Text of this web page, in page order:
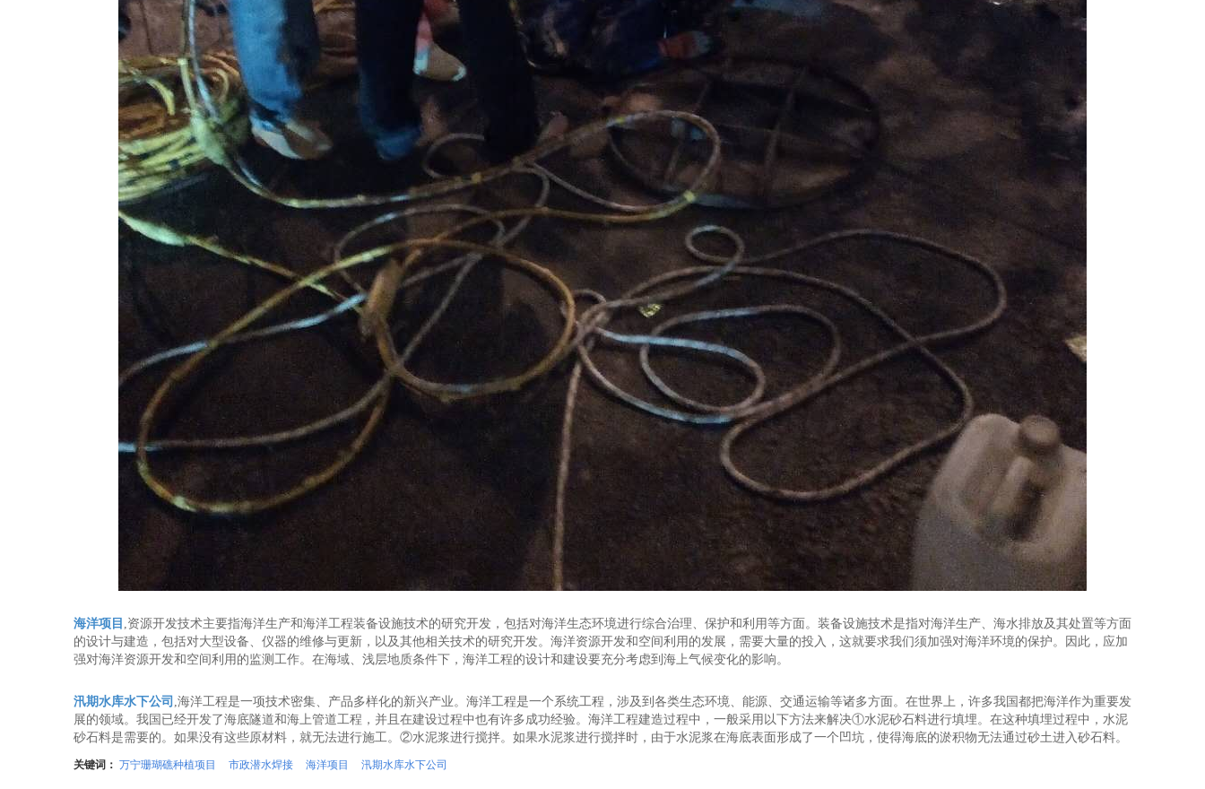
海洋项目 ,资源开发技术主要指海洋生产和海洋工程装备设施技术的研究开发，包括对海洋生态环境进行综合治理、保护和利用等方面。装备设施技术是指对海洋生产、海水排放及其处置等方面
的设计与建造，包括对大型设备、仪器的维修与更新，以及其他相关技术的研究开发。海洋资源开发和空间利用的发展，需要大量的投入，这就要求我们须加强对海洋环境的保护。因此，应加
强对海洋资源开发和空间利用的监测工作。在海域、浅层地质条件下，海洋工程的设计和建设要充分考虑到海上气候变化的影响。
汛期水库水下公司 ,海洋工程是一项技术密集、产品多样化的新兴产业。海洋工程是一个系统工程，涉及到各类生态环境、能源、交通运输等诸多方面。在世界上，许多我国都把海洋作为重要发
展的领域。我国已经开发了海底隧道和海上管道工程，并且在建设过程中也有许多成功经验。海洋工程建造过程中，一般采用以下方法来解决①水泥砂石料进行填埋。在这种填埋过程中，水泥
砂石料是需要的。如果没有这些原材料，就无法进行施工。②水泥浆进行搅拌。如果水泥浆进行搅拌时，由于水泥浆在海底表面形成了一个凹坑，使得海底的淤积物无法通过砂土进入砂石料。
关键词： 万宁珊瑚礁种植项目 市政潜水焊接 海洋项目 汛期水库水下公司